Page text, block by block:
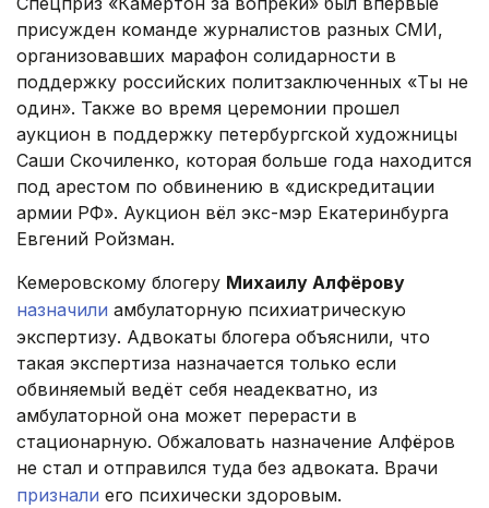
присужден команде журналистов разных СМИ,
организовавших марафон солидарности в
поддержку российских политзаключенных «Ты не
один». Также во время церемонии прошел
аукцион в поддержку петербургской художницы
Саши Скочиленко, которая больше года находится
под арестом по обвинению в «дискредитации
армии РФ». Аукцион вёл экс-мэр Екатеринбурга
Евгений Ройзман.
Кемеровскому блогеру Михаилу Алфёрову
назначили амбулаторную психиатрическую
экспертизу. Адвокаты блогера объяснили, что
такая экспертиза назначается только если
обвиняемый ведёт себя неадекватно, из
амбулаторной она может перерасти в
стационарную. Обжаловать назначение Алфёров
не стал и отправился туда без адвоката. Врачи
признали его психически здоровым.